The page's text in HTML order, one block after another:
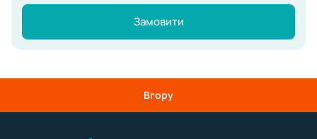
Замовити
Вгору